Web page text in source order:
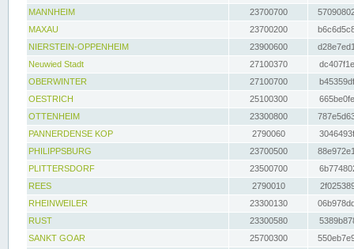
MANNHEIM
23700700
MAXAU
23700200
NIERSTEIN-OPPENHEIM
23900600
Neuwied Stadt
27100370
OBERWINTER
27100700
OESTRICH
25100300
OTTENHEIM
23300800
PANNERDENSE KOP
2790060
PHILIPPSBURG
23700500
PLITTERSDORF
23500700
REES
2790010
RHEINWEILER
23300130
RUST
23300580
SANKT GOAR
25700300